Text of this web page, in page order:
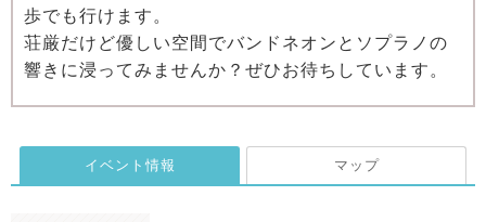
歩でも行けます。
荘厳だけど優しい空間でバンドネオンとソプラノの
響きに浸ってみませんか？ぜひお待ちしています。
イベント情報 マップ